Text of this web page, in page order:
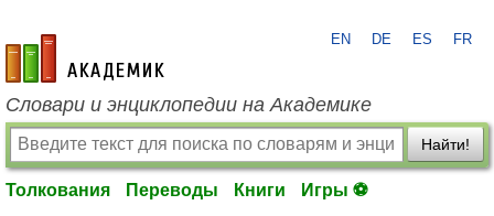
academic.ru
EN DE ES FR
Словари и энциклопедии на Академике
Найти!
Толкования Переводы Книги Игры ⚽